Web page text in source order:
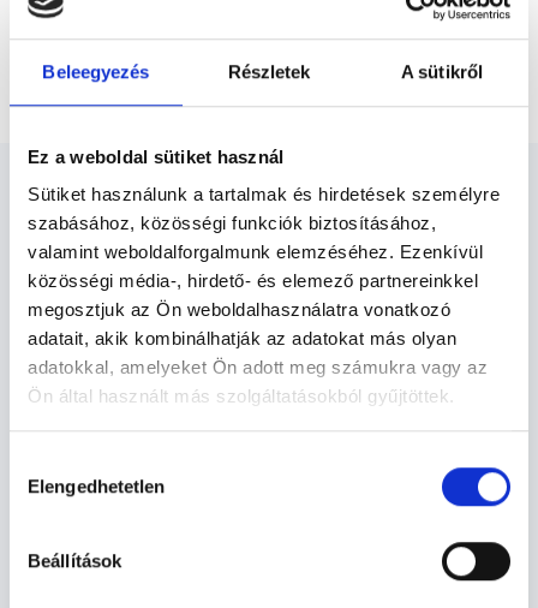
Beleegyezés Részletek A sütikről
Ez a weboldal sütiket használ
Sütiket használunk a tartalmak és hirdetések személyre
szabásához, közösségi funkciók biztosításához,
valamint weboldalforgalmunk elemzéséhez. Ezenkívül
közösségi média-, hirdető- és elemező partnereinkkel
megosztjuk az Ön weboldalhasználatra vonatkozó
adatait, akik kombinálhatják az adatokat más olyan
adatokkal, amelyeket Ön adott meg számukra vagy az
Ön által használt más szolgáltatásokból gyűjtöttek.
szabályzat:https://foglaljorvost.hu/info/foglaljorvost-
kiválasztása
Elengedhetetlen
Beállítások
Főoldal
Alkoholprobléma, alkoholbetegség kezelése
Addiktológus - Addiktológia
Az alkoholfüggők túlzottan sokat isznak, rendszeresen,
ez magukra és másokra is veszélyt jelenthet. A kezelés
összetett, kezelni kell az elvonási tüneteket, az alkohol
iránti vágyat, és az alkoholizmus következtében kialakult
SZAKTERÜLETEK